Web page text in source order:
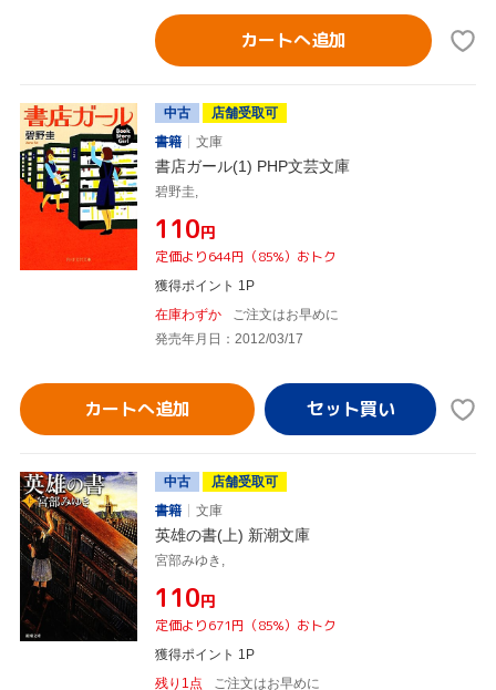
カートへ追加
中古
店舗受取可
書籍
文庫
書店ガール(1) PHP文芸文庫
碧野圭,
¥110円
定価より644円（85%）おトク
獲得ポイント 1P
在庫わずか
ご注文はお早めに
発売年月日：2012/03/17
カートへ追加
中古
店舗受取可
書籍
文庫
英雄の書(上) 新潮文庫
宮部みゆき,
¥110円
定価より671円（85%）おトク
獲得ポイント 1P
残り1点
ご注文はお早めに